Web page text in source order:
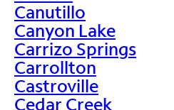
Canutillo
Canyon Lake
Carrizo Springs
Carrollton
Castroville
Cedar Creek